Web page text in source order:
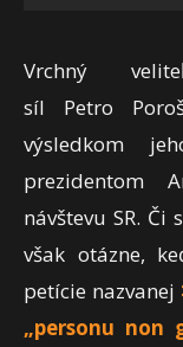
Vrchný
síl Petro
výsledkom
prezidentom
návštevu SR. Či
však otázne,
petície nazvanej
„personu non